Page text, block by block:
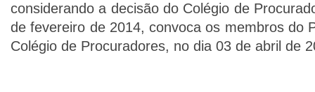
considerando a decisão do Colégio de
de fevereiro de 2014, convoca os membros do
Colégio de Procuradores, no dia 03 de abril de